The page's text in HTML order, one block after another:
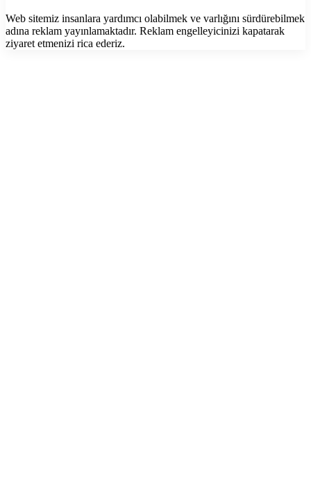
Web sitemiz insanlara yardımcı olabilmek ve varlığını sürdürebilmek
adına reklam yayınlamaktadır. Reklam engelleyicinizi kapatarak
ziyaret etmenizi rica ederiz.